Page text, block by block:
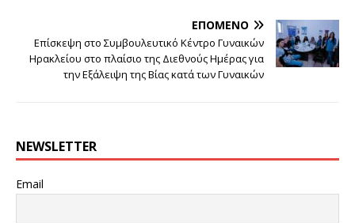
ΕΠΌΜΕΝΟ
Επίσκεψη στο Συμβουλευτικό Κέντρο Γυναικών
Ηρακλείου στο πλαίσιο της Διεθνούς Ημέρας για
την Εξάλειψη της Βίας κατά των Γυναικών
NEWSLETTER
Email